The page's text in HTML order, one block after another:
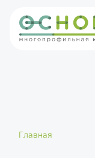
Главная